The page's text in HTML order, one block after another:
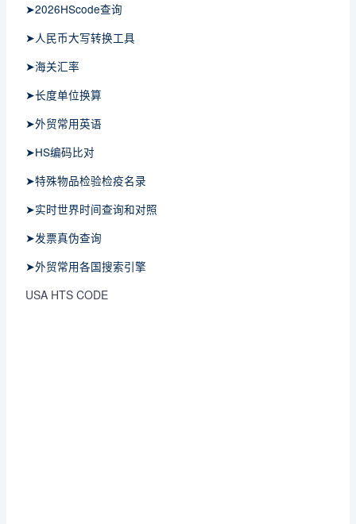
➤2026HScode查询
➤人民币大写转换工具
➤海关汇率
➤长度单位换算
➤外贸常用英语
➤HS编码比对
➤特殊物品检验检疫名录
➤实时世界时间查询和对照
➤发票真伪查询
➤外贸常用各国搜索引擎
USA HTS CODE